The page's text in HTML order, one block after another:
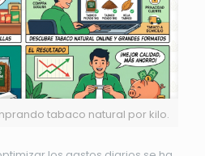
tabaco natural por kilo.